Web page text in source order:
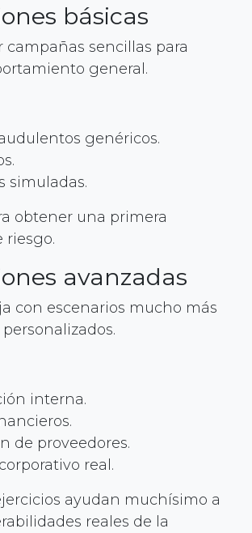
básicas
campañas sencillas para
general.
genéricos.
simuladas.
obtener una primera
riesgo.
avanzadas
con escenarios mucho más
interna.
de proveedores.
real.
ayudan muchísimo a
reales de la